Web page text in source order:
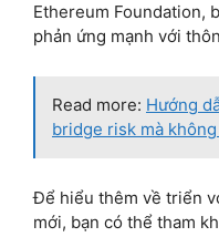
Ethereum Foundation,
phản ứng mạnh với
Read more: Hướng
bridge risk mà
Để hiểu thêm về triển
mới, bạn có thể tham